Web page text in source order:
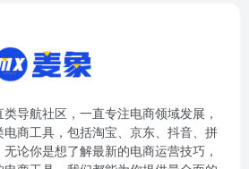
导航社区，一直专注电商领域发展，
商工具，包括淘宝、京东、抖音、拼
论你是想了解最新的电商运营技巧，